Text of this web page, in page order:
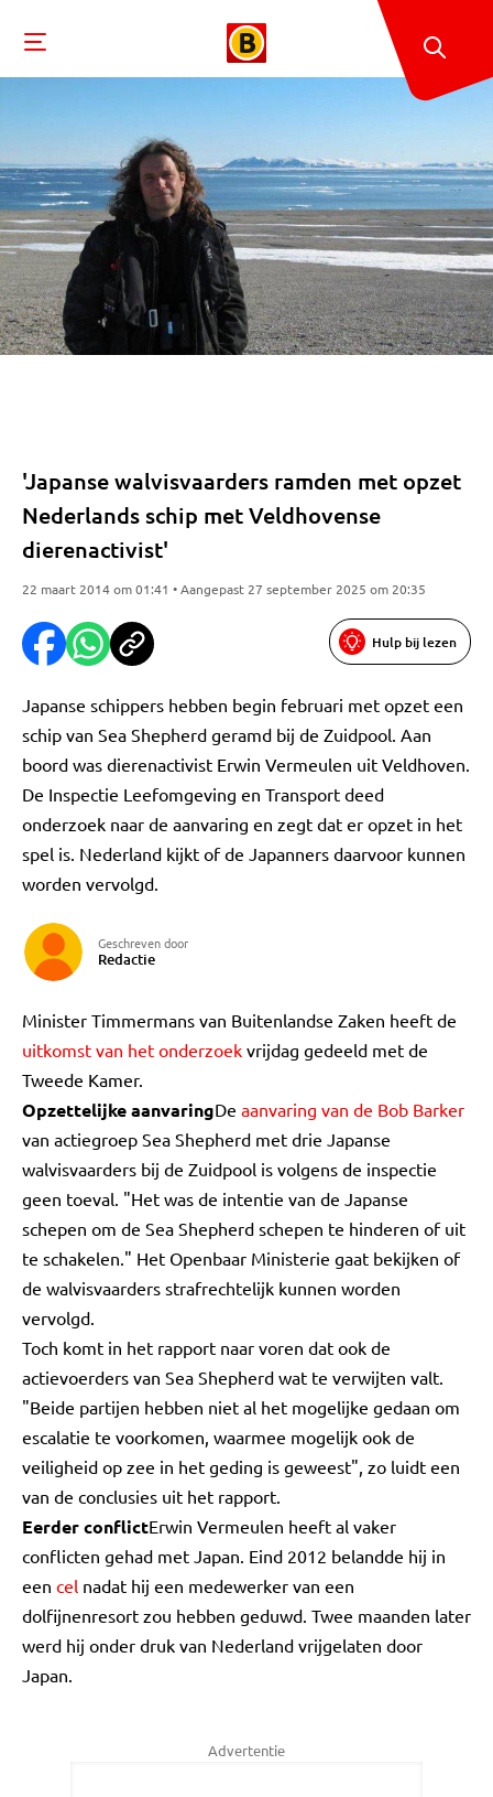
'Japanse walvisvaarders ramden met opzet
Nederlands schip met Veldhovense
dierenactivist'
22 maart 2014 om 01:41 • Aangepast 27 september 2025 om 20:35
Hulp bij lezen
Japanse schippers hebben begin februari met opzet een
schip van Sea Shepherd geramd bij de Zuidpool. Aan
boord was dierenactivist Erwin Vermeulen uit Veldhoven.
De Inspectie Leefomgeving en Transport deed
onderzoek naar de aanvaring en zegt dat er opzet in het
spel is. Nederland kijkt of de Japanners daarvoor kunnen
worden vervolgd.
Geschreven door
Redactie
Minister Timmermans van Buitenlandse Zaken heeft de
uitkomst van het onderzoek vrijdag gedeeld met de
Tweede Kamer.
Opzettelijke aanvaringDe aanvaring van de Bob Barker
van actiegroep Sea Shepherd met drie Japanse
walvisvaarders bij de Zuidpool is volgens de inspectie
geen toeval. "Het was de intentie van de Japanse
schepen om de Sea Shepherd schepen te hinderen of uit
te schakelen." Het Openbaar Ministerie gaat bekijken of
de walvisvaarders strafrechtelijk kunnen worden
vervolgd.
Toch komt in het rapport naar voren dat ook de
actievoerders van Sea Shepherd wat te verwijten valt.
"Beide partijen hebben niet al het mogelijke gedaan om
escalatie te voorkomen, waarmee mogelijk ook de
veiligheid op zee in het geding is geweest", zo luidt een
van de conclusies uit het rapport.
Eerder conflictErwin Vermeulen heeft al vaker
conflicten gehad met Japan. Eind 2012 belandde hij in
een cel nadat hij een medewerker van een
dolfijnenresort zou hebben geduwd. Twee maanden later
werd hij onder druk van Nederland vrijgelaten door
Japan.
Advertentie